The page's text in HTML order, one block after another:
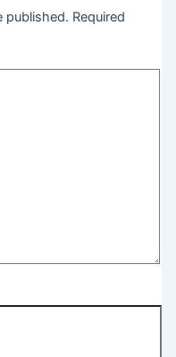
published. Required